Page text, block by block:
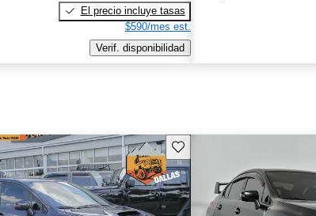
El precio incluye tasas
$590/mes est.
Verif. disponibilidad
Guarda este Aviso